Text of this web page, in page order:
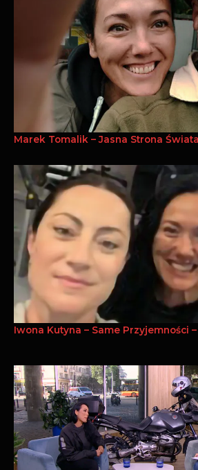
Marek Tomalik – Jasna Strona
Iwona Kutyna – Same Przyjemności